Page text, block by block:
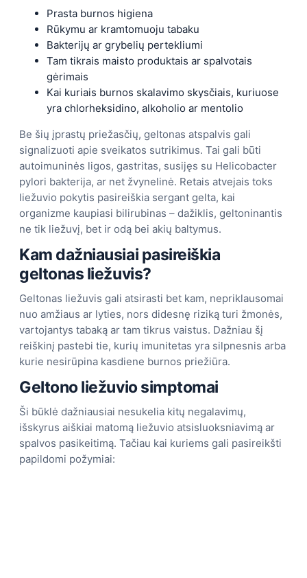
Prasta burnos higiena
Rūkymu ar kramtomuoju tabaku
Bakterijų ar grybelių pertekliumi
Tam tikrais maisto produktais ar spalvotais
gėrimais
Kai kuriais burnos skalavimo skysčiais, kuriuose
yra chlorheksidino, alkoholio ar mentolio
Be šių įprastų priežasčių, geltonas atspalvis gali
signalizuoti apie sveikatos sutrikimus. Tai gali būti
autoimuninės ligos, gastritas, susijęs su Helicobacter
pylori bakterija, ar net žvynelinė. Retais atvejais toks
liežuvio pokytis pasireiškia sergant gelta, kai
organizme kaupiasi bilirubinas – dažiklis, geltoninantis
ne tik liežuvį, bet ir odą bei akių baltymus.
Kam dažniausiai pasireiškia
geltonas liežuvis?
Geltonas liežuvis gali atsirasti bet kam, nepriklausomai
nuo amžiaus ar lyties, nors didesnę riziką turi žmonės,
vartojantys tabaką ar tam tikrus vaistus. Dažniau šį
reiškinį pastebi tie, kurių imunitetas yra silpnesnis arba
kurie nesirūpina kasdiene burnos priežiūra.
Geltono liežuvio simptomai
Ši būklė dažniausiai nesukelia kitų negalavimų,
išskyrus aiškiai matomą liežuvio atsisluoksniavimą ar
spalvos pasikeitimą. Tačiau kai kuriems gali pasireikšti
papildomi požymiai: